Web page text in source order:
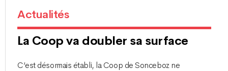
Actualités
La Coop va doubler sa surface
C’est désormais établi, la Coop de Sonceboz ne